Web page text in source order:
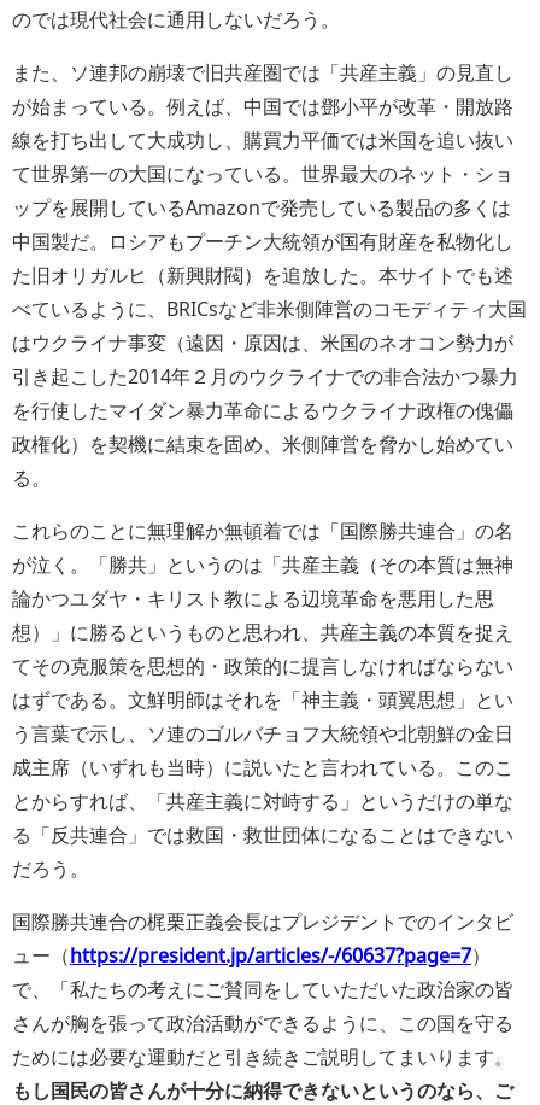
のでは現代社会に通用しないだろう。
また、ソ連邦の崩壊で旧共産圏では「共産主義」の見直し
が始まっている。例えば、中国では鄧小平が改革・開放路
線を打ち出して大成功し、購買力平価では米国を追い抜い
て世界第一の大国になっている。世界最大のネット・ショ
ップを展開しているAmazonで発売している製品の多くは
中国製だ。ロシアもプーチン大統領が国有財産を私物化し
た旧オリガルヒ（新興財閥）を追放した。本サイトでも述
べているように、BRICsなど非米側陣営のコモディティ大国
はウクライナ事変（遠因・原因は、米国のネオコン勢力が
引き起こした2014年２月のウクライナでの非合法かつ暴力
を行使したマイダン暴力革命によるウクライナ政権の傀儡
政権化）を契機に結束を固め、米側陣営を脅かし始めてい
る。
これらのことに無理解か無頓着では「国際勝共連合」の名
が泣く。「勝共」というのは「共産主義（その本質は無神
論かつユダヤ・キリスト教による辺境革命を悪用した思
想）」に勝るというものと思われ、共産主義の本質を捉え
てその克服策を思想的・政策的に提言しなければならない
はずである。文鮮明師はそれを「神主義・頭翼思想」とい
う言葉で示し、ソ連のゴルバチョフ大統領や北朝鮮の金日
成主席（いずれも当時）に説いたと言われている。このこ
とからすれば、「共産主義に対峙する」というだけの単な
る「反共連合」では救国・救世団体になることはできない
だろう。
国際勝共連合の梶栗正義会長はプレジデントでのインタビ
ュー（https://president.jp/articles/-/60637?page=7）
で、「私たちの考えにご賛同をしていただいた政治家の皆
さんが胸を張って政治活動ができるように、この国を守る
ためには必要な運動だと引き続きご説明してまいります。
もし国民の皆さんが十分に納得できないというのなら、ご